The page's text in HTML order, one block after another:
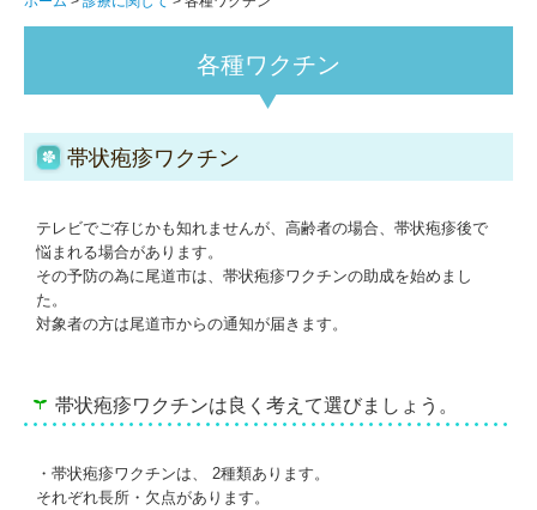
高血圧治療
高脂血症
尿がんリスク検査
ダイエット遺伝子分析キット
アクセス
各種ワクチン
帯状疱疹ワクチン
テレビでご存じかも知れませんが、高齢者の場合、帯状疱疹後で
悩まれる場合があります。
その予防の為に尾道市は、帯状疱疹ワクチンの助成を始めまし
た。
対象者の方は尾道市からの通知が届きます。
帯状疱疹ワクチンは良く考えて選びましょう。
・帯状疱疹ワクチンは、 2種類あります。
それぞれ長所・欠点があります。